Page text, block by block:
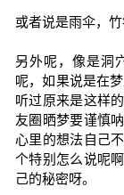
或者说是雨伞，
另外呢，像是洞
呢，如果说是在
听过原来是这样
友圈晒梦要谨慎
心里的想法自己
个特别怎么说呢
己的秘密呀。